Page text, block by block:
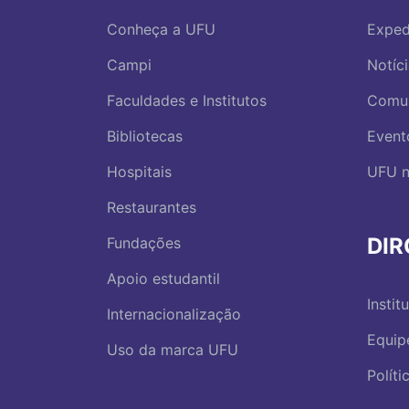
Conheça a UFU
Campi
Faculdades e Institutos
Bibliotecas
Hospitais
Restaurantes
Fundações
Apoio estudantil
Internacionalização
Uso da marca UFU
UFU